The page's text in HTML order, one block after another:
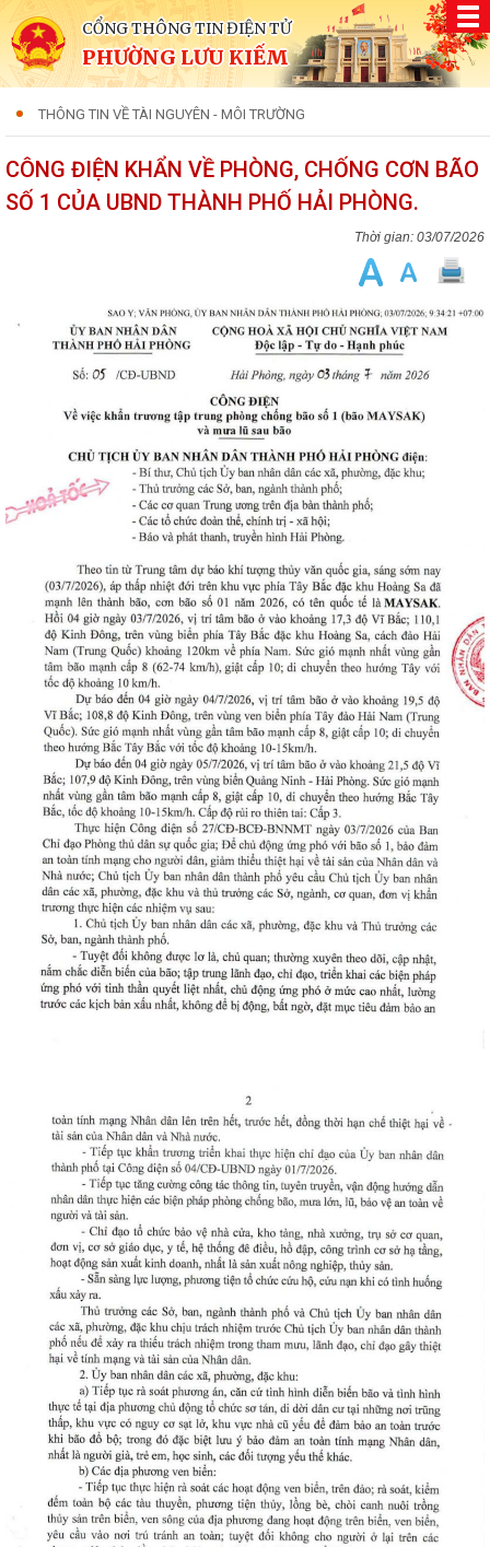
CỔNG THÔNG TIN ĐIỆN TỬ
PHƯỜNG LƯU KIẾM
THÔNG TIN VỀ TÀI NGUYÊN - MÔI TRƯỜNG
CÔNG ĐIỆN KHẨN VỀ PHÒNG, CHỐNG CƠN BÃO
SỐ 1 CỦA UBND THÀNH PHỐ HẢI PHÒNG.
03/07/2026